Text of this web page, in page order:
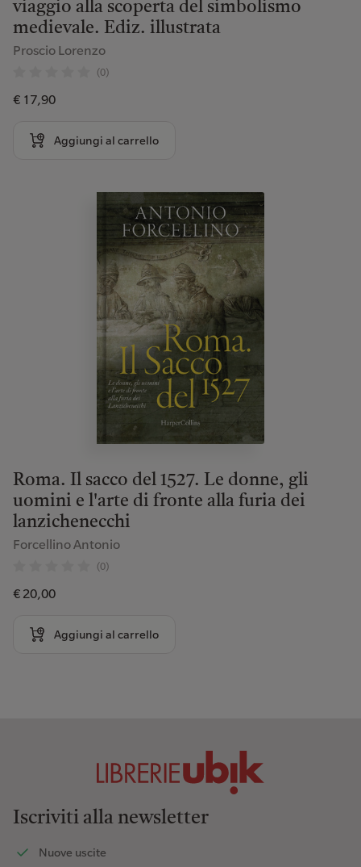
viaggio alla scoperta del simbolismo
medievale. Ediz. illustrata
Proscio Lorenzo
(0)
€ 17,90
Aggiungi al carrello
Roma. Il sacco del 1527. Le donne, gli
uomini e l'arte di fronte alla furia dei
lanzichenecchi
Forcellino Antonio
(0)
€ 20,00
Aggiungi al carrello
Iscriviti alla newsletter
Nuove uscite